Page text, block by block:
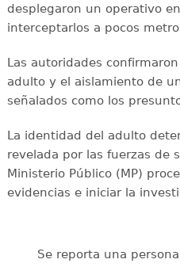
desplegaron un operativo
interceptarlos a pocos
Las autoridades
adulto y el aislamiento de
señalados como los
La identidad del adulto
revelada por las fuerzas de
Ministerio Público (MP)
evidencias e iniciar la
Se reporta una